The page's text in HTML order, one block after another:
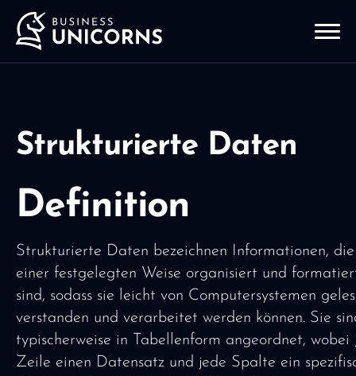
Strukturierte Daten
Definition
Strukturierte Daten bezeichnen Informationen,
einer festgelegten Weise organisiert und
sind, sodass sie leicht von Computersystemen
verstanden und verarbeitet werden können. Sie
typischerweise in Tabellenform angeordnet, wobei
Zeile einen Datensatz und jede Spalte ein